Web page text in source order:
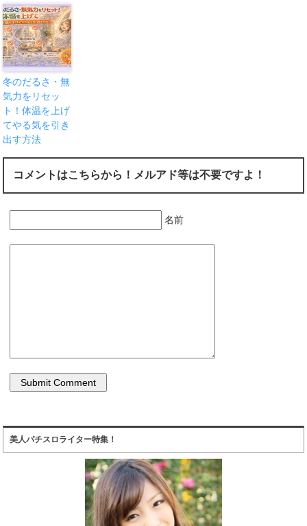
冬のだるさ・無
気力をリセッ
ト！体温を上げ
てやる気を引き
出す方法
コメントはこちらから！メルアド等は不要ですよ！
名前
美人パチスロライター特集！